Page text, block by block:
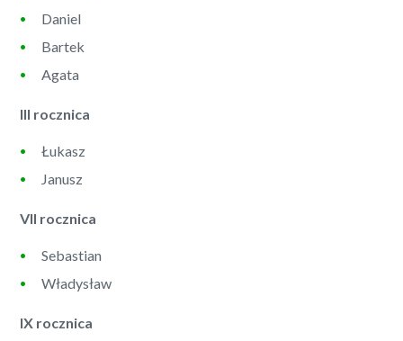
Daniel
Bartek
Agata
III rocznica
Łukasz
Janusz
VII rocznica
Sebastian
Władysław
IX rocznica